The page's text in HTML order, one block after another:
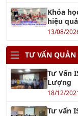
TƯ VẤN QUẢN
Tư Vấn
Lượng
18/12/
Tư vấn
trường